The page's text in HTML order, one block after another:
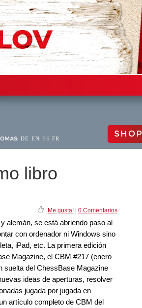
DE EN ES FR SHOP
libro
Me gusta!| 0 Comentarios
alemán, se está abriendo paso al
con ordenador ni Windows sino
iPad, etc. La primera edición
Magazine, el CBM #217 (enero
suelta del ChessBase Magazine
ideas de aperturas, resolver
jugada por jugada en
artículo completo de CBM del